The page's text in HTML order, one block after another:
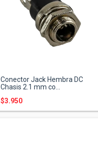
Conector Jack Hembra DC
Chasis 2.1 mm co...
$3.950